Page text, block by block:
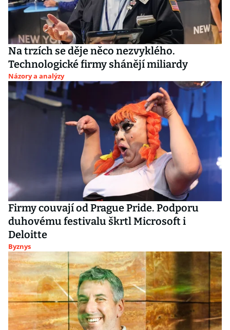
Na trzích se děje něco nezvyklého.
Technologické firmy shánějí miliardy
Názory a analýzy
Firmy couvají od Prague Pride. Podporu
duhovému festivalu škrtl Microsoft i
Deloitte
Byznys